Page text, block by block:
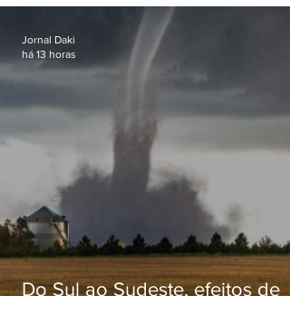
Do Sul ao Sudeste, efeitos de
Jornal Daki
há 13 horas